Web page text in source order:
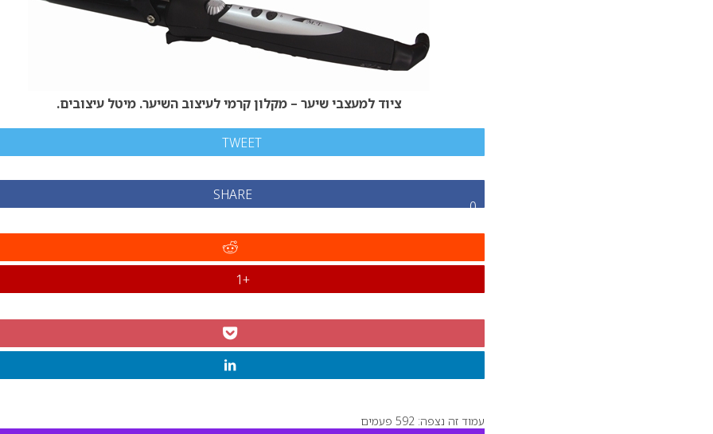
ציוד למעצבי שיער – מקלון קרמי לעיצוב השיער. מיטל עיצובים.
TWEET
SHARE
0
+1
עמוד זה נצפה: 592 פעמים